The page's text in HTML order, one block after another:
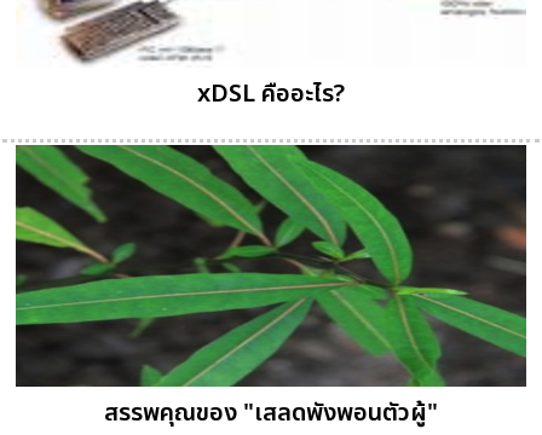
xDSL คืออะไร?
สรรพคุณของ "เสลดพังพอนตัวผู้"